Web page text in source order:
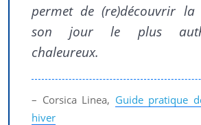
permet de (re)découvrir la
son jour le plus
chaleureux.
– Corsica Linea, Guide pratique
hiver